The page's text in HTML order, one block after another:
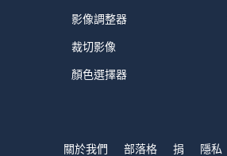
影像調整器
裁切影像
顏色選擇器
關於我們 部落格 捐 隱私